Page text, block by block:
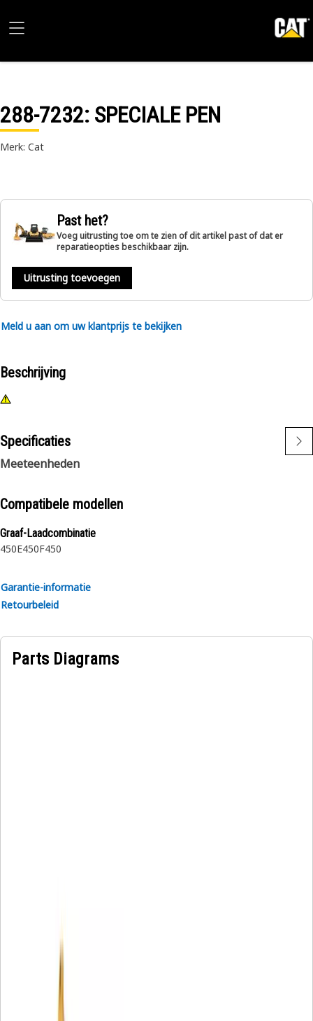
288-7232: SPECIALE PEN
Merk: Cat
Past het?
Voeg uitrusting toe om te zien of dit artikel past of dat er
reparatieopties beschikbaar zijn.
Uitrusting toevoegen
Meld u aan om uw klantprijs te bekijken
Beschrijving
Specificaties
Meeteenheden
Compatibele modellen
Graaf-Laadcombinatie
450E450F450
Garantie-informatie
Retourbeleid
Parts Diagrams